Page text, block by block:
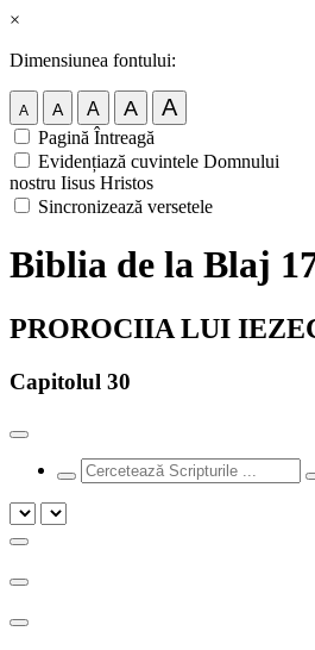
×
Dimensiunea fontului:
A A A A A
Pagină Întreagă
Evidențiază cuvintele Domnului
nostru Iisus Hristos
Sincronizează versetele
Biblia de la Blaj
PROROCIIA LUI
Capitolul 30